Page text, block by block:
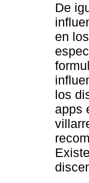
De
en
los
apps